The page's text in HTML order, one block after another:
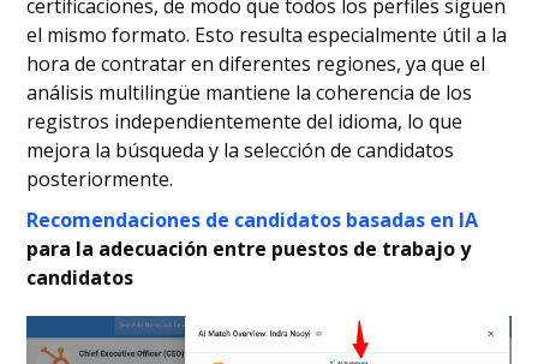
certificaciones, de modo que todos los perfiles siguen
el mismo formato. Esto resulta especialmente útil a la
hora de contratar en diferentes regiones, ya que el
análisis multilingüe mantiene la coherencia de los
registros independientemente del idioma, lo que
mejora la búsqueda y la selección de candidatos
posteriormente.
Recomendaciones de candidatos basadas en IA
para la adecuación entre puestos de trabajo y
candidatos